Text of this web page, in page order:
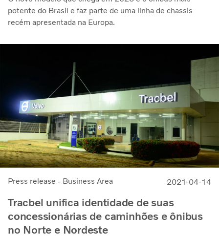
potente do Brasil e faz parte de uma linha de chassis
recém apresentada na Europa.
Press release - Business Area 2021-04-14
Tracbel unifica identidade de suas
concessionárias de caminhões e ônibus
no Norte e Nordeste